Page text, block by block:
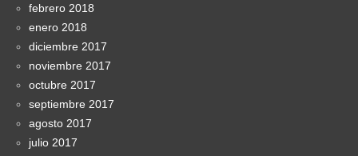
febrero 2018
enero 2018
diciembre 2017
noviembre 2017
octubre 2017
septiembre 2017
agosto 2017
julio 2017